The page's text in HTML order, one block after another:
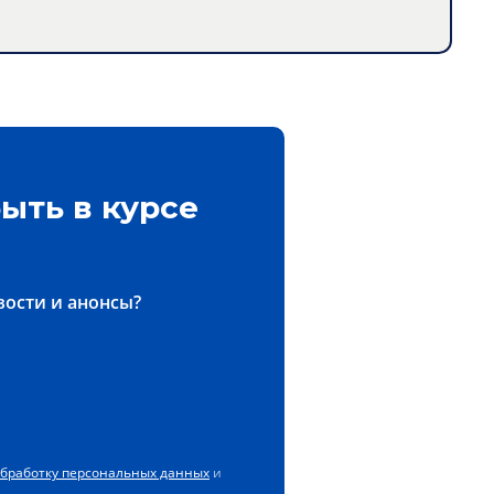
в курсе
и анонсы?
персональных данных и